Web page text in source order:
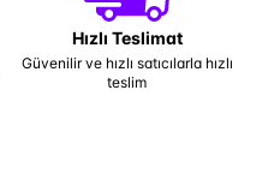
Hızlı Teslimat
Güvenilir ve hızlı satıcılarla hızlı
teslim